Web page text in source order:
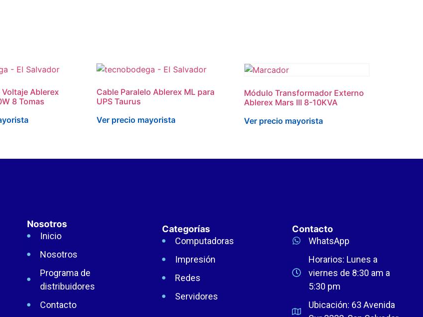
Ablerex
8 Tomas
Cable Paralelo Ablerex ML para
UPS Taurus
Ver precio mayorista
Módulo Transformador Externo
Ablerex Mars III 8-10KVA
Ver precio mayorista
Nosotros
Inicio
Nosotros
Programa de
distribuidores
Contacto
Categorías
Computadoras
Impresión
Redes
Servidores
Contacto
WhatsApp
Horarios: Lunes a
viernes de 8:30 am a
5:30 pm
Ubicación: 63 Avenida